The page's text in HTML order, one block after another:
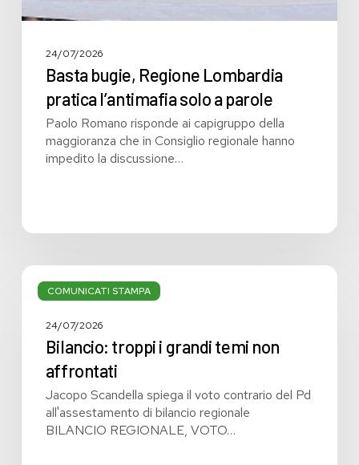
24/07/2026
Basta bugie, Regione Lombardia
pratica l’antimafia solo a parole
Paolo Romano risponde ai capigruppo della
maggioranza che in Consiglio regionale hanno
impedito la discussione…
COMUNICATI STAMPA
Bilancio:
troppi
grandi
affrontati
24/07/2026
Bilancio: troppi i grandi temi non
affrontati
Jacopo Scandella spiega il voto contrario del Pd
all'assestamento di bilancio regionale
BILANCIO REGIONALE, VOTO…